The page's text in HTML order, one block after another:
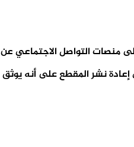
على منصات التواصل الاجتماعي عن
نشر المقطع على أنه يوثق